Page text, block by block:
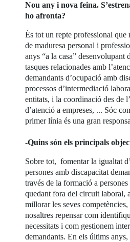
Nou any i nova feina.
ho afronta?
És tot un repte professional que
de maduresa personal i
anys “a la casa” desenvolupant
tasques relacionades amb
demandants d’ocupació amb
processos d’intermediació
entitats, i la coordinació des de
d’atenció a empreses, ... Sóc
primer línia és una gran
-Quins són els principals
Sobre tot, fomentar la igualtat
persones amb discapacitat
través de la formació a
quedant fora del circuit laboral,
millorar les seves
nosaltres repensar com
necessitats i com gestionem
demandants. En els últims